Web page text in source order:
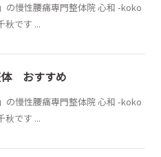
の慢性腰痛専門整体院 心和 -koko
秋です ...
体 おすすめ
の慢性腰痛専門整体院 心和 -koko
秋です ...